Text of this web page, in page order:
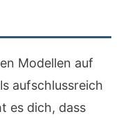
Modellen auf
aufschlussreich
es dich, dass